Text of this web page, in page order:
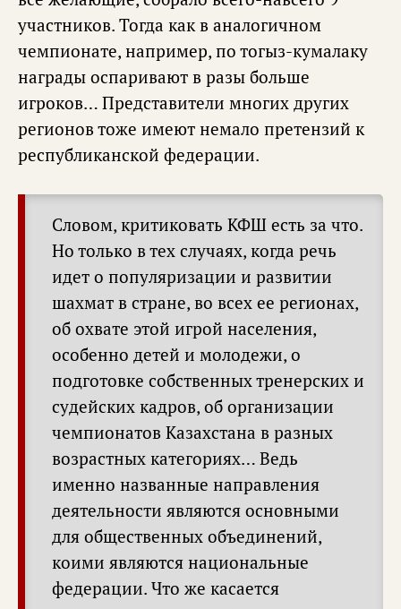
участников. Тогда как в аналогичном
чемпионате, например, по тогыз-кумалаку
награды оспаривают в разы больше
игроков… Представители многих других
регионов тоже имеют немало претензий к
республиканской федерации.
Словом, критиковать КФШ есть за что.
Но только в тех случаях, когда речь
идет о популяризации и развитии
шахмат в стране, во всех ее регионах,
об охвате этой игрой населения,
особенно детей и молодежи, о
подготовке собственных тренерских и
судейских кадров, об организации
чемпионатов Казахстана в разных
возрастных категориях… Ведь
именно названные направления
деятельности являются основными
для общественных объединений,
коими являются национальные
федерации. Что же касается